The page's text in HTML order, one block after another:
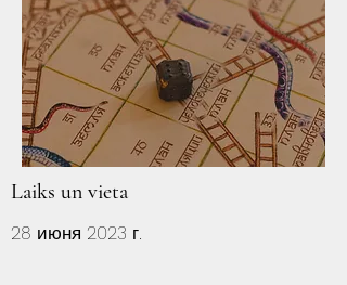
Laiks un vieta
28 июня 2023 г.